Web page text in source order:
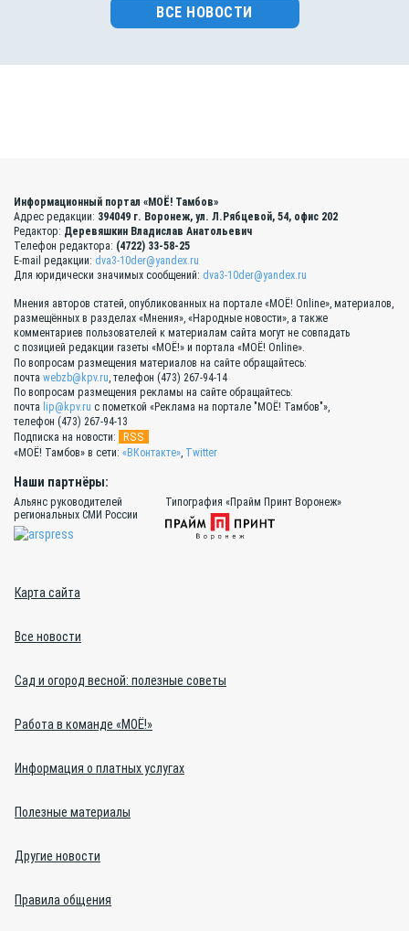
ВСЕ НОВОСТИ
Информационный портал «МОЁ! Тамбов»
Адрес редакции: 394049 г. Воронеж, ул. Л.Рябцевой, 54, офис 202
Редактор: Деревяшкин Владислав Анатольевич
Телефон редактора: (4722) 33-58-25
E-mail редакции: dva3-10der@yandex.ru
Для юридически значимых сообщений: dva3-10der@yandex.ru
Мнения авторов статей, опубликованных на портале «МОЁ! Online», материалов,
размещённых в разделах «Мнения», «Народные новости», а также
комментариев пользователей к материалам сайта могут не совпадать
с позицией редакции газеты «МОЁ!» и портала «МОЁ! Online».
По вопросам размещения материалов на сайте обращайтесь:
почта webzb@kpv.ru, телефон (473) 267-94-14
По вопросам размещения рекламы на сайте обращайтесь:
почта lip@kpv.ru с пометкой «Реклама на портале "МОЁ! Тамбов"»,
телефон (473) 267-94-13
Подписка на новости:
RSS
«МОЁ! Тамбов» в сети: «ВКонтакте», Twitter
Наши партнёры:
Альянс руководителей
региональных СМИ России
Типография «Прайм Принт Воронеж»
Карта сайта
Все новости
Сад и огород весной: полезные советы
Работа в команде «МОЁ!»
Информация о платных услугах
Полезные материалы
Другие новости
Правила общения